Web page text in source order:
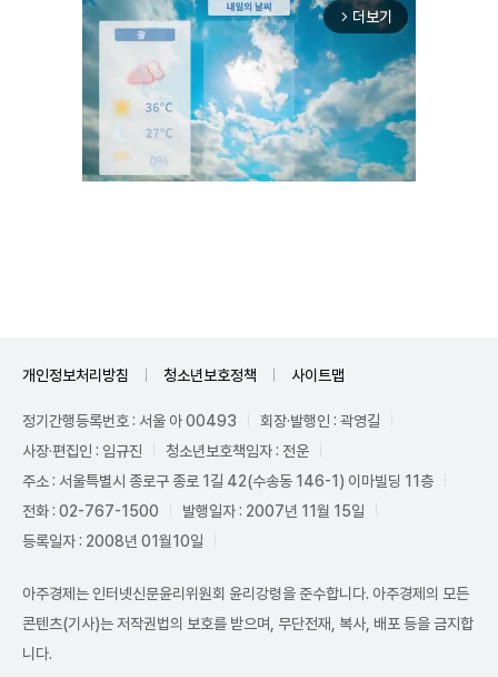
arrow_forward_ios 더보기
개인정보처리방침 청소년보호정책 사이트맵
정기간행등록번호 : 서울 아 00493
회장·발행인 : 곽영길
사장·편집인 : 임규진
청소년보호책임자 : 전운
주소 : 서울특별시 종로구 종로 1길 42(수송동 146-1) 이마빌딩 11층
전화 : 02-767-1500
발행일자 : 2007년 11월 15일
등록일자 : 2008년 01월10일
아주경제는 인터넷신문윤리위원회 윤리강령을 준수합니다. 아주경제의 모든
콘텐츠(기사)는 저작권법의 보호를 받으며, 무단전재, 복사, 배포 등을 금지합
니다.